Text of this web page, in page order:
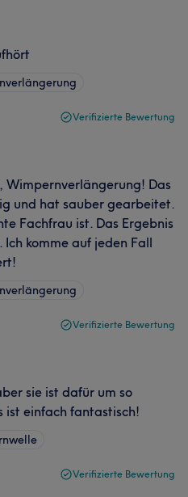
Verifizierte Bewertung
Wimpernverlängerung! Das
und hat sauber gearbeitet.
Fachfrau ist. Das Ergebnis
komme auf jeden Fall
Verifizierte Bewertung
sie ist dafür um so
ist einfach fantastisch!
Verifizierte Bewertung